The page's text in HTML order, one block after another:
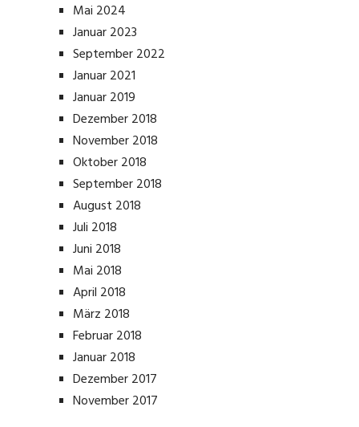
Mai 2024
Januar 2023
September 2022
Januar 2021
Januar 2019
Dezember 2018
November 2018
Oktober 2018
September 2018
August 2018
Juli 2018
Juni 2018
Mai 2018
April 2018
März 2018
Februar 2018
Januar 2018
Dezember 2017
November 2017